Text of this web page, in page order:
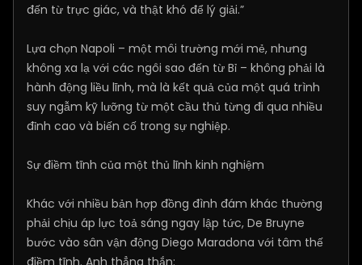
đến từ trực giác, và thật khó để lý giải.”
Lựa chọn Napoli – một môi trường mới mẻ, nhưng
không xa lạ với các ngôi sao đến từ Bỉ – không phải là
hành động liều lĩnh, mà là kết quả của một quá trình
suy ngẫm kỹ lưỡng từ một cầu thủ từng đi qua nhiều
đỉnh cao và biến cố trong sự nghiệp.
Sự điềm tĩnh của một thủ lĩnh kinh nghiệm
Khác với nhiều bản hợp đồng đình đám khác thường
phải chịu áp lực toả sáng ngay lập tức, De Bruyne
bước vào sân vận động Diego Maradona với tâm thế
điềm tĩnh. Anh thẳng thắn: